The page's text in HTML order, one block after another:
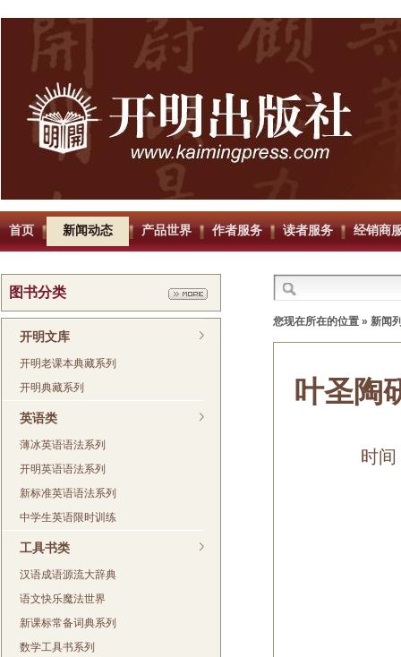
首页 新闻动态 产品世界 作者服务 读者服务 经销商
图书分类
开明文库
开明老课本典藏系列
开明典藏系列
英语类
薄冰英语语法系列
开明英语语法系列
新标准英语语法系列
中学生英语限时训练
工具书类
汉语成语源流大辞典
语文快乐魔法世界
新课标常备词典系列
数学工具书系列
您现在所在的位置 » 新闻
叶圣陶
时